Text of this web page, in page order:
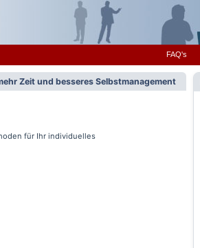
FAQ's
Zeit und besseres Selbstmanagement
für Ihr individuelles